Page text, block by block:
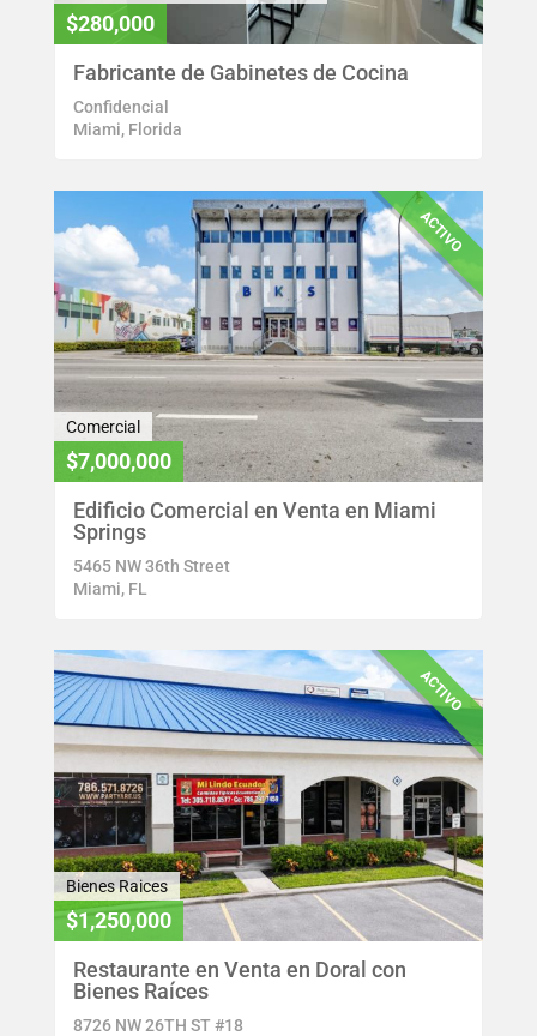
$280,000
Fabricante de Gabinetes de Cocina
Confidencial
Miami, Florida
ACTIVO
Comercial
$7,000,000
Edificio Comercial en Venta en Miami
Springs
5465 NW 36th Street
Miami, FL
ACTIVO
Bienes Raices
$1,250,000
Restaurante en Venta en Doral con
Bienes Raíces
8726 NW 26TH ST #18